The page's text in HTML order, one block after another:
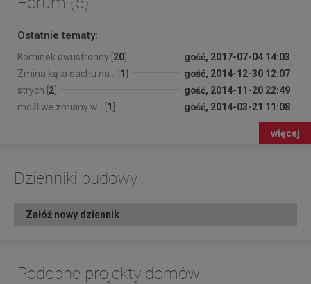
Ostatnie tematy:
Kominek dwustronny [ 20
gość, 2017-07-04 14:03
Zmina kąta dachu na... [ 1
gość, 2014-12-30 12:07
strych [ 2
gość, 2014-11-20 22:49
możliwe zmiany w... [ 1 gość, 2014-03-21 11:08
więcej
Dzienniki budowy
Załóż nowy dziennik
Podobne projekty domów